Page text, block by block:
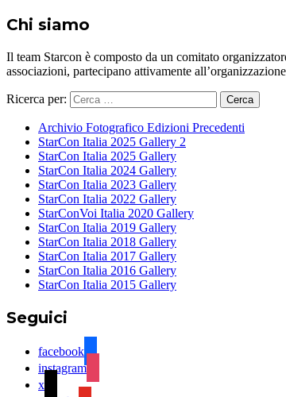
Chi siamo
Il team Starcon è composto da un comitato
associazioni, partecipano attivamente
Ricerca per:
Archivio Fotografico Edizioni Precedenti
StarCon Italia 2025 Gallery 2
StarCon Italia 2025 Gallery
StarCon Italia 2024 Gallery
StarCon Italia 2023 Gallery
StarCon Italia 2022 Gallery
StarConVoi Italia 2020 Gallery
StarCon Italia 2019 Gallery
StarCon Italia 2018 Gallery
StarCon Italia 2017 Gallery
StarCon Italia 2016 Gallery
StarCon Italia 2015 Gallery
Seguici
facebook
instagram
x